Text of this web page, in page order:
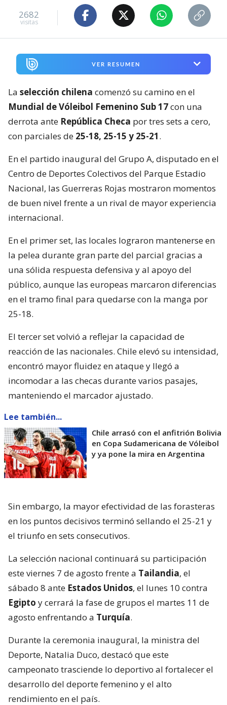
2682
visitas
VER RESUMEN
La selección chilena comenzó su camino en el
Mundial de Vóleibol Femenino Sub 17con una
derrota ante República Checa por tres sets a cero,
con parciales de 25-18, 25-15 y 25-21.
En el partido inaugural del Grupo A, disputado en el
Centro de Deportes Colectivos del Parque Estadio
Nacional, las Guerreras Rojas mostraron momentos
de buen nivel frente a un rival de mayor experiencia
internacional.
En el primer set, las locales lograron mantenerse en
la pelea durante gran parte del parcial gracias a
una sólida respuesta defensiva y al apoyo del
público, aunque las europeas marcaron diferencias
en el tramo final para quedarse con la manga por
25-18.
El tercer set volvió a reflejar la capacidad de
reacción de las nacionales. Chile elevó su intensidad,
encontró mayor fluidez en ataque y llegó a
incomodar a las checas durante varios pasajes,
manteniendo el marcador ajustado.
Lee también...
Chile arrasó con el anfitrión Bolivia
en Copa Sudamericana de Vóleibol
y ya pone la mira en Argentina
Sin embargo, la mayor efectividad de las forasteras
en los puntos decisivos terminó sellando el 25-21 y
el triunfo en sets consecutivos.
La selección nacional continuará su participación
este viernes 7 de agosto frente a Tailandia, el
sábado 8 ante Estados Unidos, el lunes 10 contra
Egipto y cerrará la fase de grupos el martes 11 de
agosto enfrentando a Turquía.
Durante la ceremonia inaugural, la ministra del
Deporte, Natalia Duco, destacó que este
campeonato trasciende lo deportivo al fortalecer el
desarrollo del deporte femenino y el alto
rendimiento en el país.